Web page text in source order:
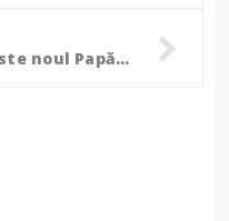
„Habemus Papam”. Cine este noul Papă ales de cardinalii de la Vatican!